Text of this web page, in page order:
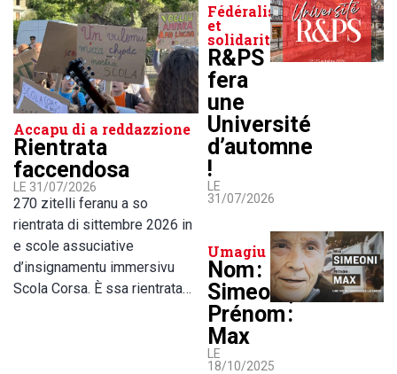
Accapu di a reddazzione
Rientrata
faccendosa
LE 31/07/2026
270 zitelli feranu a so
rientrata di sittembre 2026 in
e scole assuciative
d’insignamentu immersivu
Scola Corsa. È ssa rientrata…
Fédéralisme
et
solidarité
R&PS
fera
une
Université
d’automne
!
LE
31/07/2026
Umagiu
Nom :
Simeoni,
Prénom :
Max
LE
18/10/2025